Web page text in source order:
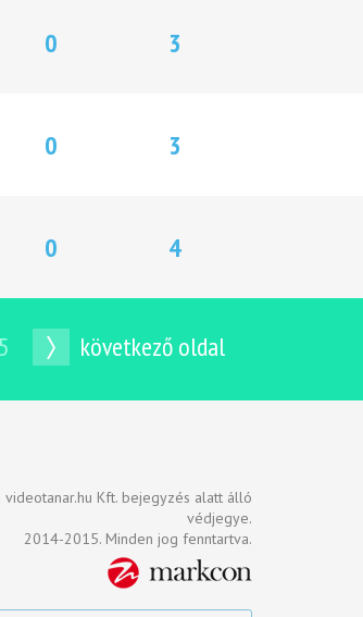
0 3
0 3
0 4
5 következő oldal
videotanar.hu Kft. bejegyzés alatt álló
védjegye.
2014-2015. Minden jog fenntartva.